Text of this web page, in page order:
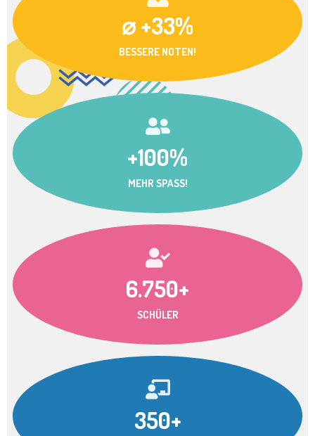
⌀ +33%
BESSERE NOTEN!
+100%
MEHR SPASS!
6.750+
SCHÜLER
350+